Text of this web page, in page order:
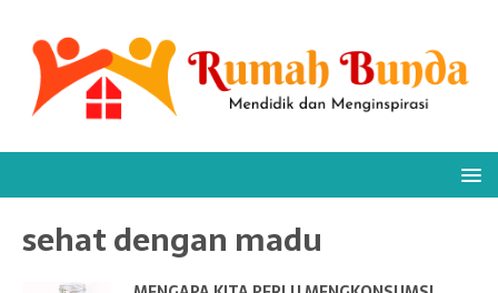
sehat dengan madu